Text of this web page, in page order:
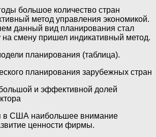
большое количество стран
метод управления экономикой.
данный вид планирования стал
на смену пришел индикативный метод.
планирования (таблица).
планирования зарубежных стран
и эффективной долей
в США наибольшее внимание
ценности фирмы.